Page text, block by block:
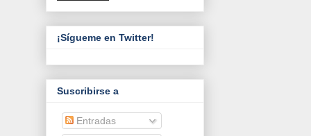
¡Sígueme en Twitter!
Suscribirse a
Entradas